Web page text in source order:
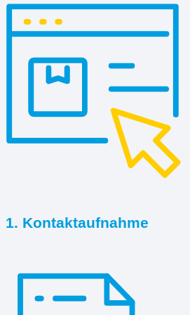
1. Kontaktaufnahme